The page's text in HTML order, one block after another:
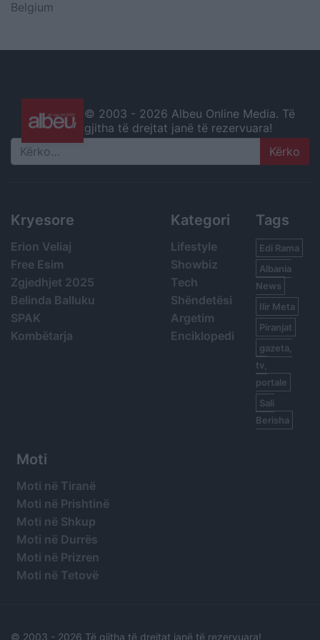
Belgium
© 2003 - 2026 Albeu Online Media. Të
gjitha të drejtat janë të rezervuara!
Search
Kryesore
Erion Veliaj
Free Esim
Zgjedhjet 2025
Belinda Balluku
SPAK
Kombëtarja
Kategori
Lifestyle
Showbiz
Tech
Shëndetësi
Argetim
Enciklopedi
Tags
Edi Rama
Albania
News
Ilir Meta
Piranjat
gazeta,
tv,
portale
Sali
Berisha
Moti
Moti në Tiranë
Moti në Prishtinë
Moti në Shkup
Moti në Durrës
Moti në Prizren
Moti në Tetovë
© 2003 - 2026 Të gjitha të drejtat janë të rezervuara!